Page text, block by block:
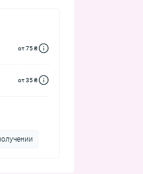
от 75 ₴
от 35 ₴